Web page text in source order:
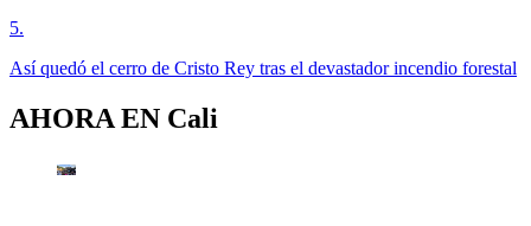
5.
Así quedó el cerro de Cristo Rey tras el devastador incendio forestal
AHORA EN Cali